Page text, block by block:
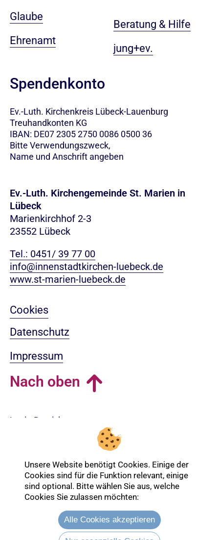
Glaube
Ehrenamt
Beratung & Hilfe
jung+ev.
Spendenkonto
Ev.-Luth. Kirchenkreis Lübeck-Lauenburg
Treuhandkonten KG
IBAN: DE07 2305 2750 0086 0500 36
Bitte Verwendungszweck,
Name und Anschrift angeben
Ev.-Luth. Kirchengemeinde St. Marien in
Lübeck
Marienkirchhof 2-3
23552 Lübeck
Tel.: 0451/ 39 77 00
info@innenstadtkirchen-luebeck.de
www.st-marien-luebeck.de
Cookies
Datenschutz
Impressum
Nach oben
Login-Bereich
Unsere Website benötigt Cookies. Einige der
Cookies sind für die Funktion relevant, einige
sind optional. Bitte wählen Sie aus, welche
Cookies Sie zulassen möchten:
Alle Cookies akzeptieren